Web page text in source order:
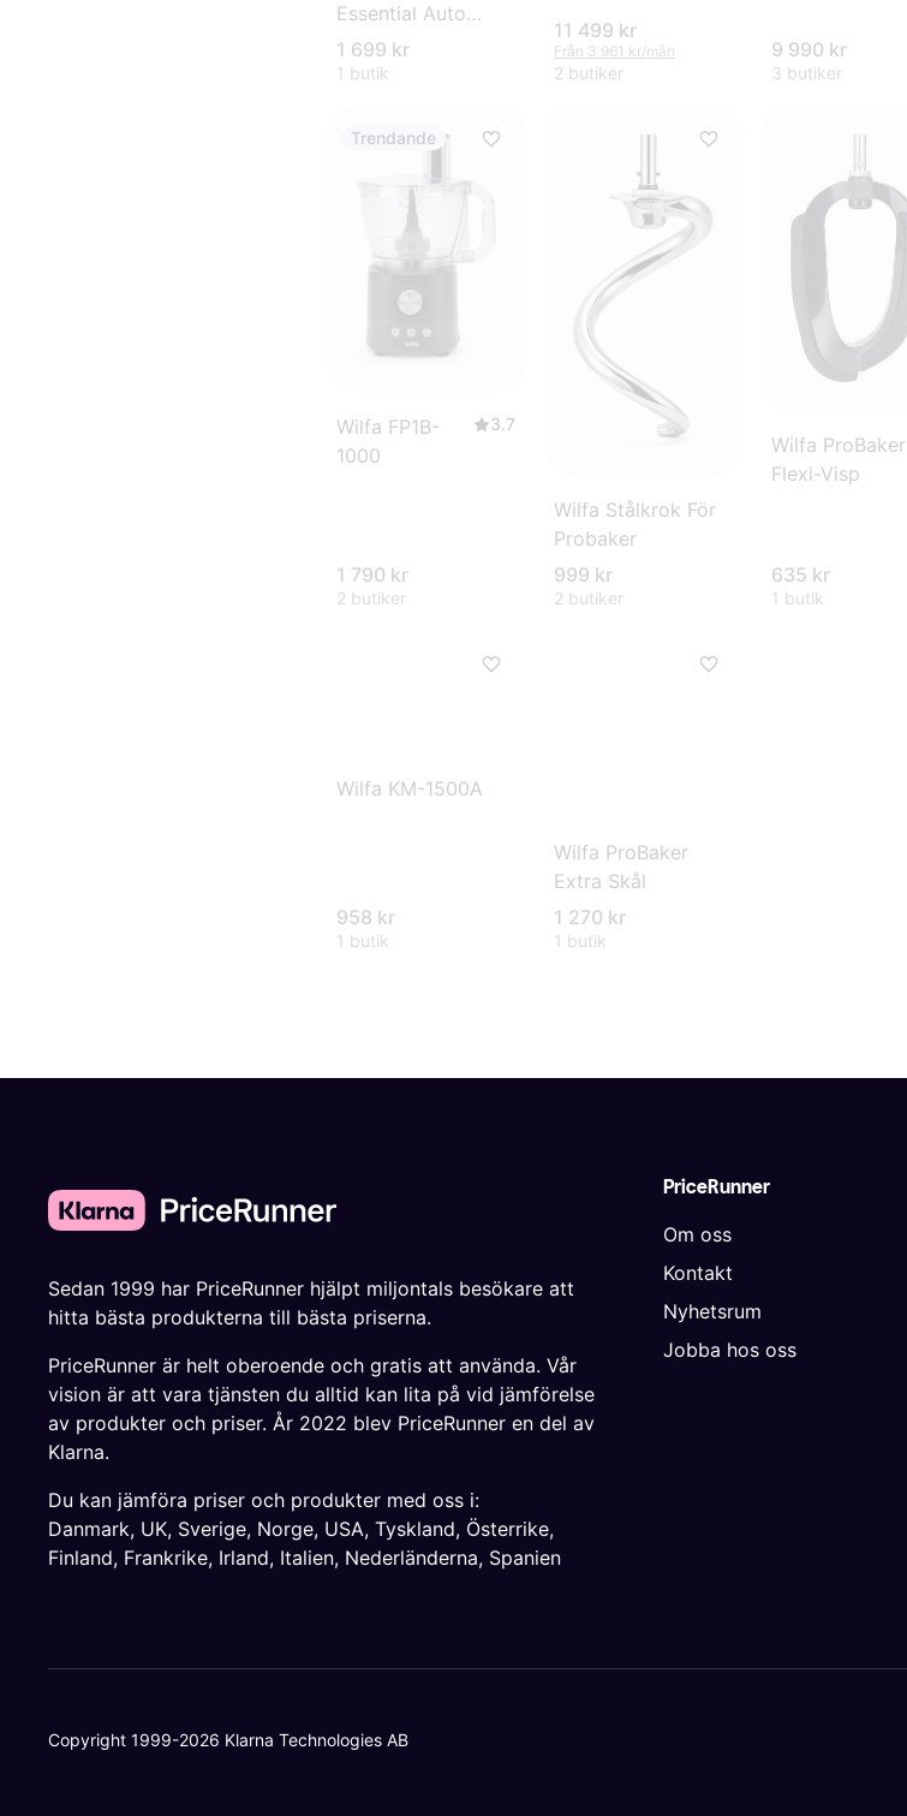
Essential Auto
Mixer
1 699 kr
1 butik
11 499 kr
Från 3 961 kr/mån
2 butiker
9 990 kr
3 butiker
Trendande
Wilfa FP1B-
1000
3.7
1 790 kr
2 butiker
Wilfa Stålkrok För
Probaker
999 kr
2 butiker
Wilfa ProBaker
Flexi-Visp
635 kr
1 butik
Wilfa KM-1500A
958 kr
1 butik
Wilfa ProBaker
Extra Skål
1 270 kr
1 butik
PriceRunner
Om oss
Kontakt
Nyhetsrum
Jobba hos oss
Sedan 1999 har PriceRunner hjälpt miljontals besökare att
hitta bästa produkterna till bästa priserna.
PriceRunner är helt oberoende och gratis att använda. Vår
vision är att vara tjänsten du alltid kan lita på vid jämförelse
av produkter och priser. År 2022 blev PriceRunner en del av
Klarna.
Du kan jämföra priser och produkter med oss i:
Danmark, UK, Sverige, Norge, USA, Tyskland, Österrike,
Finland, Frankrike, Irland, Italien, Nederländerna, Spanien
Copyright 1999-2026 Klarna Technologies AB